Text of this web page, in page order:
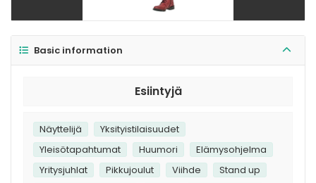
Basic information
Esiintyjä
Näyttelijä
Yksityistilaisuudet
Yleisötapahtumat
Huumori
Elämysohjelma
Yritysjuhlat
Pikkujoulut Viihde
Stand up